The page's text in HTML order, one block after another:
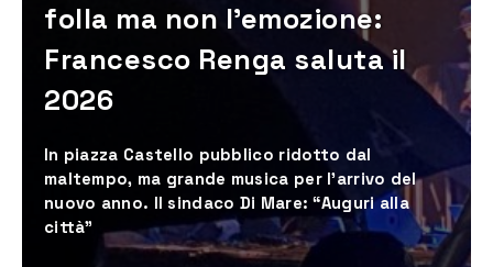
folla ma non l’emozione:
Francesco Renga saluta il
2026
In piazza Castello pubblico ridotto dal
maltempo, ma grande musica per l’arrivo del
nuovo anno. Il sindaco Di Mare: “Auguri alla
città”